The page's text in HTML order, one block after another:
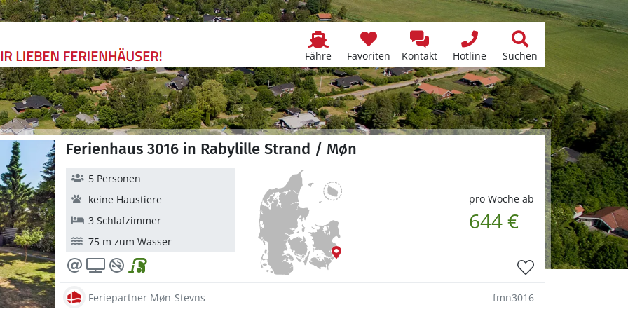
Fähre Favoriten Kontakt Hotline Suchen
Ferienhaus 3016 in Rabylille Strand / Møn
pro Woche ab
644 €
5 Personen
keine Haustiere
3 Schlafzimmer
75 m zum Wasser
Feriepartner Møn-Stevns fmn3016